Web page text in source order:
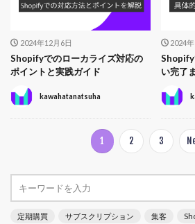
2024年12月6日
Shopifyでのローカライズ対応の
ポイントと実践ガイド
kawahatanatsuha
2024
Shopify
い完了
1 2 3
定期購買 サブスクリプション 集客